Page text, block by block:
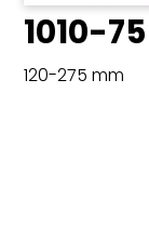
1010-75
120-275 mm